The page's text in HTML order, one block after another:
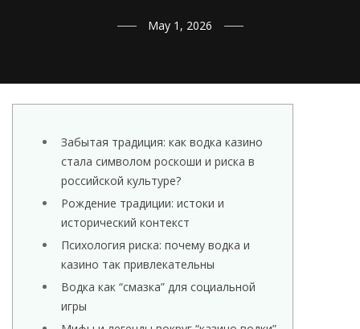
May 1, 2026
Забытая традиция: как водка казино
стала символом роскоши и риска в
российской культуре?
Рождение традиции: истоки и
исторический контекст
Психология риска: почему водка и
казино так привлекательны
Водка как “смазка” для социальной
игры